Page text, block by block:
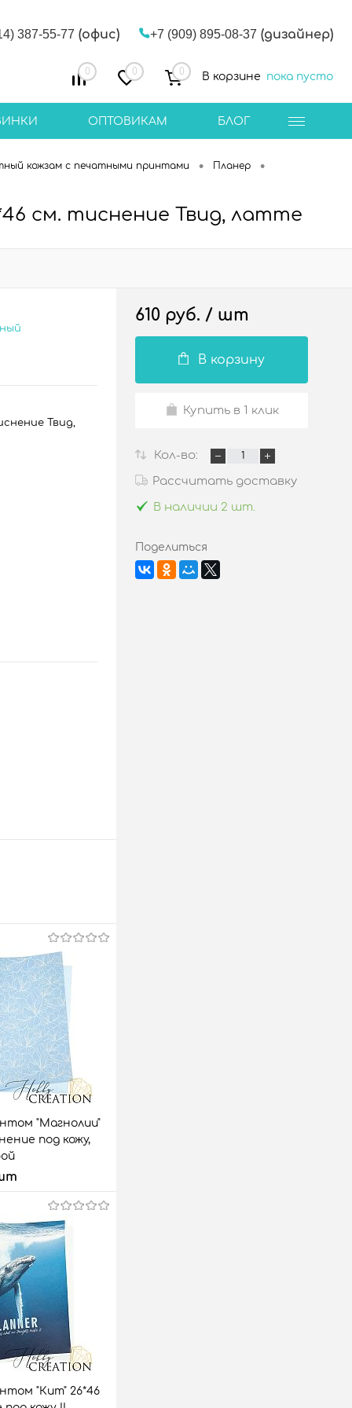
387-55-77 (офис) +7 (909) 895-08-37 (дизайнер)
0 0 0 В корзине пока пусто
ОПТОВИКАМ БЛОГ
кожзам с печатными принтами • Планер •
см. тиснение Твид, латте
Твид,
"Магнолии"
под кожу,
Сравнить
1 шт.
"Кит" 26*46
610 руб. / шт
В корзину
Купить в 1 клик
Кол-во:
Рассчитать доставку
В наличии 2 шт.
Поделиться